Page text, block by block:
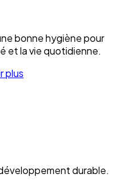
sur le terrain.
chaque initiative.